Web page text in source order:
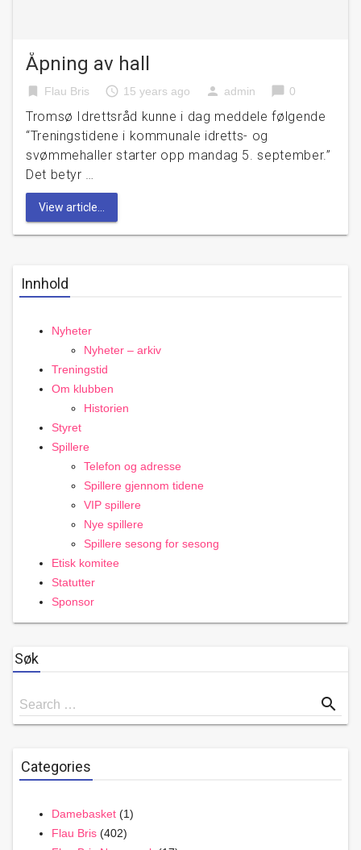
Åpning av hall
bookmark Flau Bris access_time 15 years ago person admin chat_bubble 0
Tromsø Idrettsråd kunne i dag meddele følgende
“Treningstidene i kommunale idretts- og
svømmehaller starter opp mandag 5. september.”
Det betyr …
View article...
Innhold
Nyheter
Nyheter – arkiv
Treningstid
Om klubben
Historien
Styret
Spillere
Telefon og adresse
Spillere gjennom tidene
VIP spillere
Nye spillere
Spillere sesong for sesong
Etisk komitee
Statutter
Sponsor
Søk
Search
for
Search … search
Categories
Damebasket (1)
Flau Bris (402)